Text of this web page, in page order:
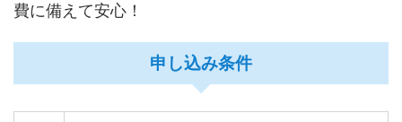
費に備えて安心！
申し込み条件